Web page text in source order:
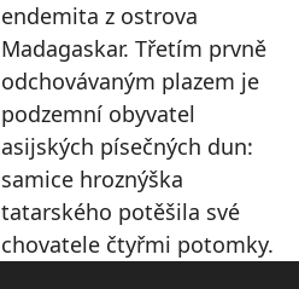
endemita z ostrova
Madagaskar. Třetím prvně
odchovávaným plazem je
podzemní obyvatel
asijských písečných dun:
samice hroznýška
tatarského potěšila své
chovatele čtyřmi potomky.